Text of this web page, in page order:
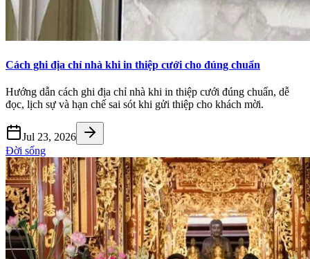
Cách ghi địa chỉ nhà khi in thiệp cưới cho đúng chuẩn
Hướng dẫn cách ghi địa chỉ nhà khi in thiệp cưới đúng chuẩn, dễ
đọc, lịch sự và hạn chế sai sót khi gửi thiệp cho khách mời.
Jul 23, 2026
Đời sống